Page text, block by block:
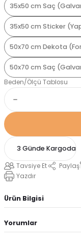
35x50 cm Saç
35x50 cm Sticker
50x70 cm Dekota
50x70 cm Saç
Beden/Ölçü Tablosu
3 Günde Kargoda
Tavsiye Et Paylaş
Yazdır
Ürün Bilgisi
Yorumlar